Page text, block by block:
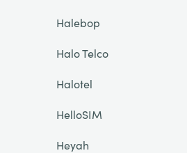
Halebop
Halo Telco
Halotel
HelloSIM
Heyah